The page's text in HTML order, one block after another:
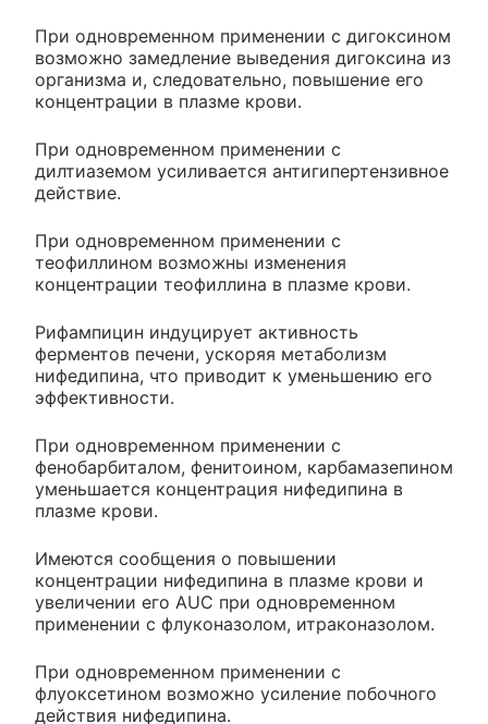
При одновременном применении с дигоксином
возможно замедление выведения дигоксина из
организма и, следовательно, повышение его
концентрации в плазме крови.
При одновременном применении с
дилтиаземом усиливается антигипертензивное
действие.
При одновременном применении с
теофиллином возможны изменения
концентрации теофиллина в плазме крови.
Рифампицин индуцирует активность
ферментов печени, ускоряя метаболизм
нифедипина, что приводит к уменьшению его
эффективности.
При одновременном применении с
фенобарбиталом, фенитоином, карбамазепином
уменьшается концентрация нифедипина в
плазме крови.
Имеются сообщения о повышении
концентрации нифедипина в плазме крови и
увеличении его AUC при одновременном
применении с флуконазолом, итраконазолом.
При одновременном применении с
флуоксетином возможно усиление побочного
действия нифедипина.